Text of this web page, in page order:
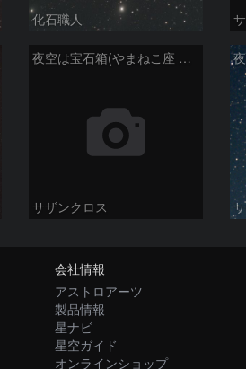
化石職人
夜空は宝石箱(やまねこ座 NGC2683) Seestar50
サザンクロス
会社情報
アストロアーツ
製品情報
星ナビ
星空ガイド
オンラインショップ